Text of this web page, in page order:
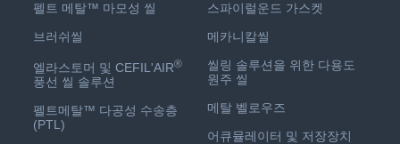
펠트 메탈™ 마모성 씰
브러쉬씰
엘라스토머 및 CEFIL'AIR®
풍선 씰 솔루션
펠트메탈™ 다공성 수송층
(PTL)
스파이럴운드 가스켓
메카니칼씰
씰링 솔루션을 위한 다용도
원주 씰
메탈 벨로우즈
어큐뮬레이터 및 저장장치